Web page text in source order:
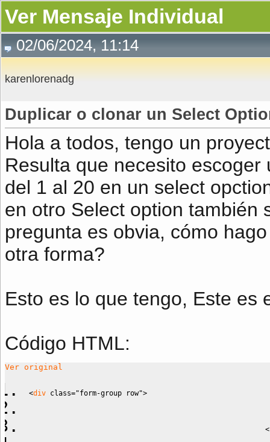
Ver Mensaje Individual
02/06/2024, 11:14
karenlorenadg
Duplicar o clonar un Select
Hola a todos, tengo un
Resulta que necesito
del 1 al 20 en un select
en otro Select option también
pregunta es obvia, cómo
otra forma?
Esto es lo que tengo, Este es
Código HTML:
Ver original
<div class="form-group row">
<